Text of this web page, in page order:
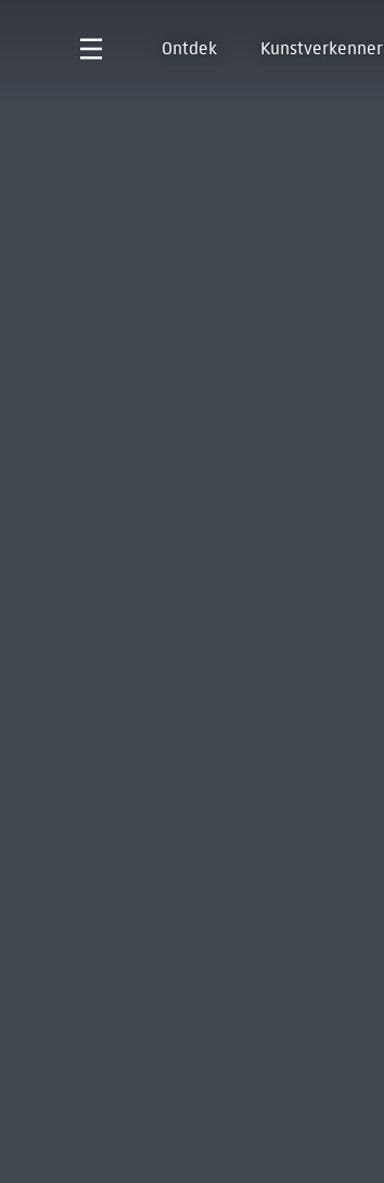
Ontdek Kunstverkenner